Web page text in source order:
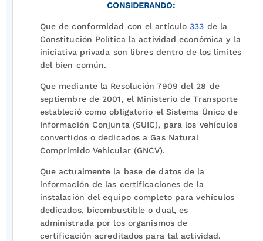
CONSIDERANDO:
Que de conformidad con el artículo333 de la
Constitución Política la actividad económica y la
iniciativa privada son libres dentro de los límites
del bien común.
Que mediante la Resolución 7909 del 28 de
septiembre de 2001, el Ministerio de Transporte
estableció como obligatorio el Sistema Único de
Información Conjunta (SUIC), para los vehículos
convertidos o dedicados a Gas Natural
Comprimido Vehicular (GNCV).
Que actualmente la base de datos de la
información de las certificaciones de la
instalación del equipo completo para vehículos
dedicados, bicombustible o dual, es
administrada por los organismos de
certificación acreditados para tal actividad.